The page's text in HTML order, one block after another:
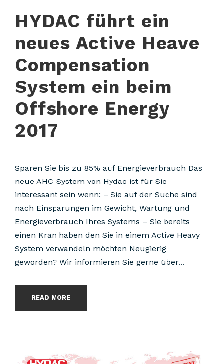
HYDAC führt ein
neues Active Heave
Compensation
System ein beim
Offshore Energy
2017
Sparen Sie bis zu 85% auf Energieverbrauch Das
neue AHC-System von Hydac ist für Sie
interessant sein wenn: – Sie auf der Suche sind
nach Einsparungen im Gewicht, Wartung und
Energieverbrauch Ihres Systems – Sie bereits
einen Kran haben den Sie in einem Active Heavy
System verwandeln möchten Neugierig
geworden? Wir informieren Sie gerne über...
READ MORE